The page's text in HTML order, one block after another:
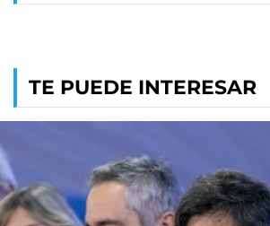
TE PUEDE INTERESAR